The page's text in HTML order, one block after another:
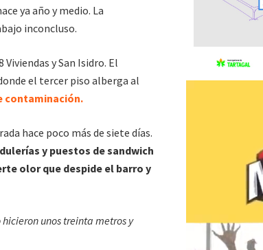
ya año y medio. La
inconcluso.
y San Isidro. El
el tercer piso alberga al
contaminación.
hace poco más de siete días.
y puestos de sandwich
olor que despide el barro y
unos treinta metros y